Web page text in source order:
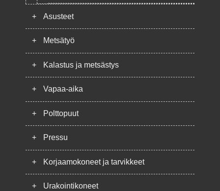
+ Asusteet
+ Metsätyö
+ Kalastus ja metsästys
+ Vapaa-aika
+ Polttopuut
+ Pressu
+ Korjaamokoneet ja tarvikkeet
+ Urakointikoneet